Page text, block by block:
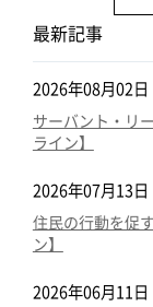
k
最新記事
2026年08月02日
サーバント・リ
ライン】
2026年07月13日
住民の行動を促
ン】
2026年06月11日